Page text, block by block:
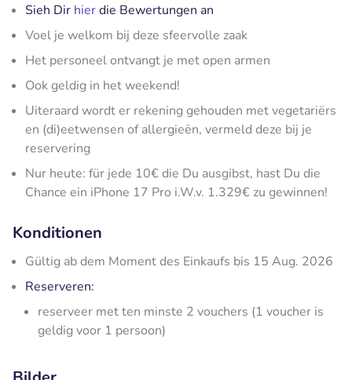
Sieh Dir hierdie Bewertungen an
Voel je welkom bij deze sfeervolle zaak
Het personeel ontvangt je met open armen
Ook geldig in het weekend!
Uiteraard wordt er rekening gehouden met vegetariërs
en (di)eetwensen of allergieën, vermeld deze bij je
reservering
Nur heute: für jede 10€ die Du ausgibst, hast Du die
Chance ein iPhone 17 Pro i.W.v. 1.329€ zu gewinnen!
Konditionen
Gültig ab dem Moment des Einkaufs bis 15 Aug. 2026
Reserveren:
reserveer met ten minste 2 vouchers (1 voucher is
geldig voor 1 persoon)